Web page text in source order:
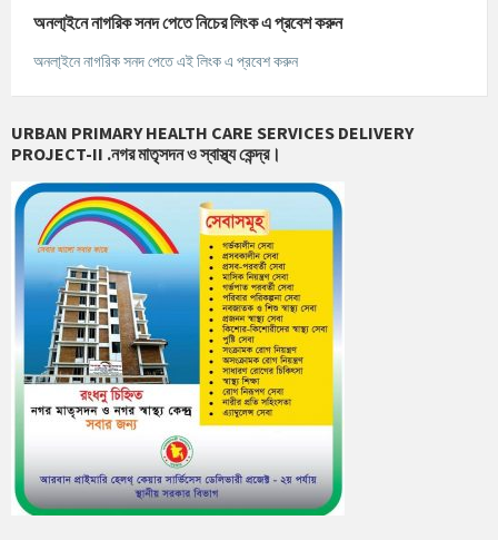
অনলা্‌ইনে নাগরিক সনদ পেতে নিচের লিংক এ প্রবেশ করুন
অনলা্‌ইনে নাগরিক সনদ পেতে এই লিংক এ প্রবেশ করুন
URBAN PRIMARY HEALTH CARE SERVICES DELIVERY
PROJECT-II .নগর মাতৃসদন ও স্বাস্থ্য কেন্দ্র।